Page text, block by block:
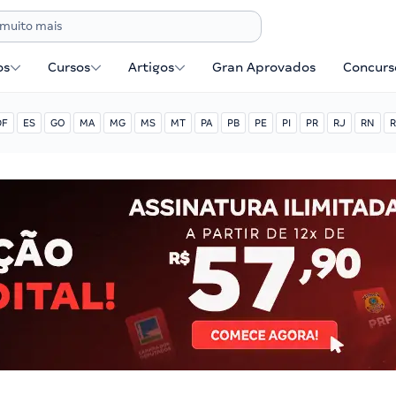
Cursos Artigos Gran Aprovados
ES GO MA MG MS MT PA PB PE PI PR RJ RN